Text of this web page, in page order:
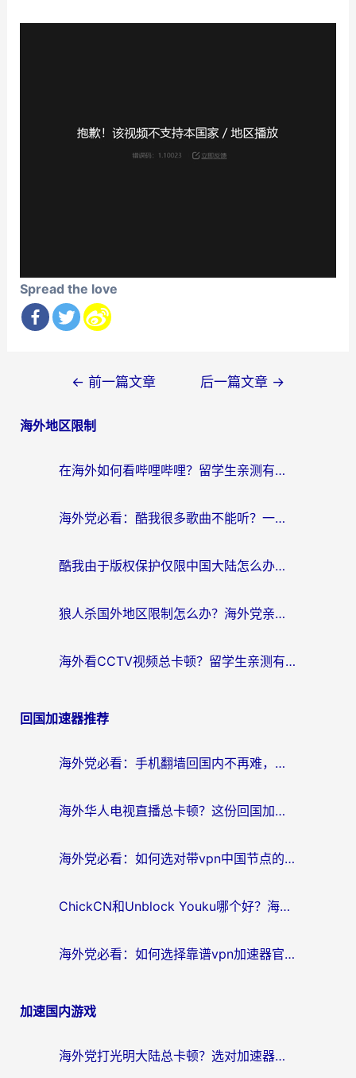
Spread the love
导
← 前一篇文章 后一篇文章 →
海外地区限制
在海外如何看哔哩哔哩？留学生亲测有效的回国加速指南
海外党必看：酷我很多歌曲不能听？一招解决优酷版权限制+B站地域问题！
酷我由于版权保护仅限中国大陆怎么办？海外党亲测有效的解锁指南
狼人杀国外地区限制怎么办？海外党亲测有效的全场景回国加速指南
海外看CCTV视频总卡顿？留学生亲测有效的回国加速器选择指南
回国加速器推荐
海外党必看：手机翻墙回国内不再难，一篇搞定无缝访问国内资源指南
海外华人电视直播总卡顿？这份回国加速器选择指南帮你无缝看国内资源
海外党必看：如何选对带vpn中国节点的加速器？无缝访问国内资源全攻略
ChickCN和Unblock Youku哪个好？海外党亲测4款热门回国加速器，附避坑指南
海外党必看：如何选择靠谱vpn加速器官网？轻松解决国内APP地区限制
加速国内游戏
海外党打光明大陆总卡顿？选对加速器才是关键！（附亲测好用的推荐）